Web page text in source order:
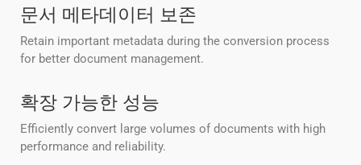
문서 메타데이터 보존
Retain important metadata during the conversion process
for better document management.
확장 가능한 성능
Efficiently convert large volumes of documents with high
performance and reliability.